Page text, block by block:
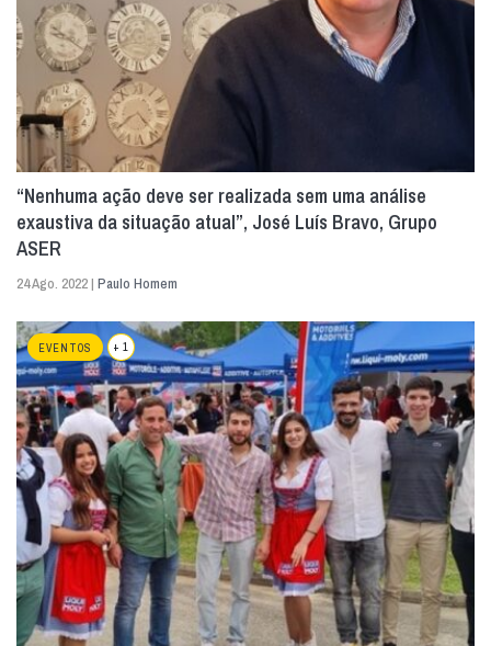
“Nenhuma ação deve ser realizada sem uma análise
exaustiva da situação atual”, José Luís Bravo, Grupo
ASER
24 Ago. 2022 | Paulo Homem
EVENTOS + 1